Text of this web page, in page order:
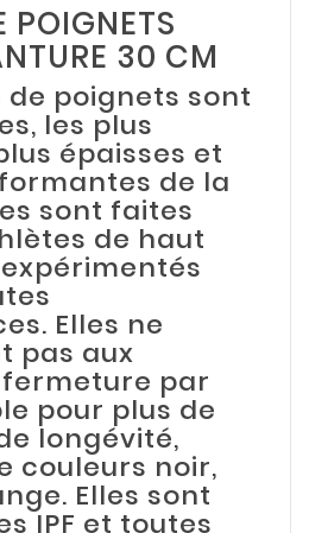
POIGNETS
30 CM
de poignets sont
les plus
épaisses et
de la
sont faites
de haut
Elles ne
pas aux
par
pour plus de
longévité,
couleurs noir,
Elles sont
IPF et toutes